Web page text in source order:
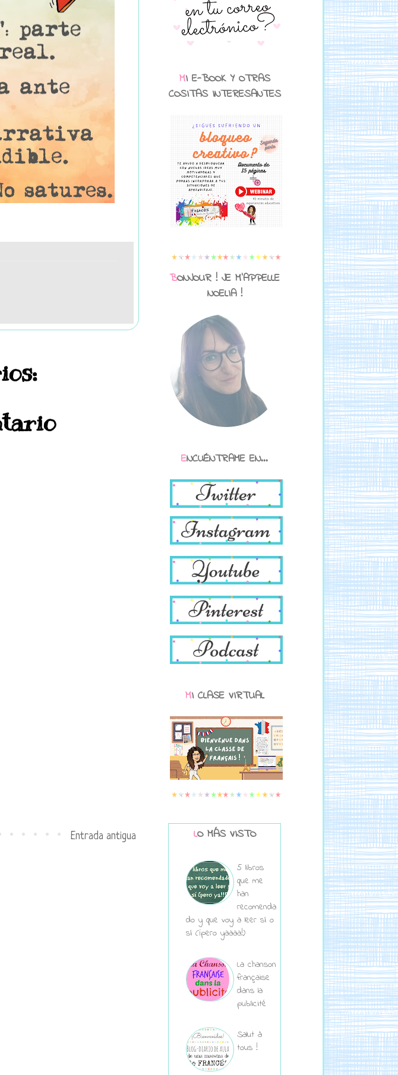
Entrada antigua
MI E-BOOK Y OTRAS
COSITAS INTERESANTES
BONJOUR ! JE M'APPELLE
NOELIA !
ENCUÉNTRAME EN...
MI CLASE VIRTUAL
LO MÁS VISTO
5 libros
que me
han
recomenda
do y que voy a leer sí o
sí (¡pero yaaaa!)
La chanson
française
dans la
publicité
Salut à
tous !